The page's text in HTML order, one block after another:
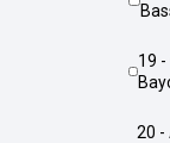
19 - Casselardit / Fontaine-
20 - Arènes Romaines /